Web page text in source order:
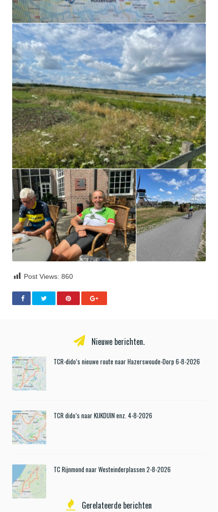
Post Views: 860
Nieuwe berichten.
TCR-dido’s nieuwe route naar Hazerswoude-Dorp 6-8-2026
TCR dido’s naar KIJKDUIN enz. 4-8-2026
TC Rijnmond naar Westeinderplassen 2-8-2026
Gerelateerde berichten